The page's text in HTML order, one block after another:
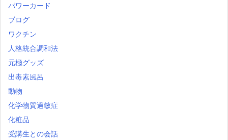
パワーカード
ブログ
ワクチン
人格統合調和法
元極グッズ
出毒素風呂
動物
化学物質過敏症
化粧品
受講生との会話